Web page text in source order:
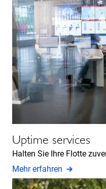
Uptime services
Halten Sie Ihre Flotte
Mehr erfahren